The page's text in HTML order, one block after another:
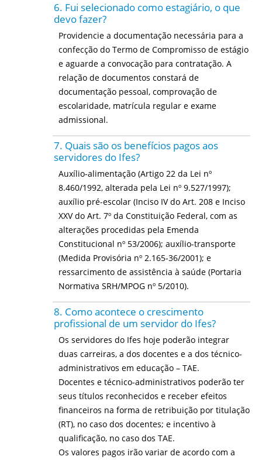
6. Fui selecionado como estagiário, o que
devo fazer?
Providencie a documentação necessária para a
confecção do Termo de Compromisso de estágio
e aguarde a convocação para contratação. A
relação de documentos constará de
documentação pessoal, comprovação de
escolaridade, matrícula regular e exame
admissional.
7. Quais são os benefícios pagos aos
servidores do Ifes?
Auxílio-alimentação (Artigo 22 da Lei nº
8.460/1992, alterada pela Lei nº 9.527/1997);
auxílio pré-escolar (Inciso IV do Art. 208 e Inciso
XXV do Art. 7º da Constituição Federal, com as
alterações procedidas pela Emenda
Constitucional nº 53/2006); auxílio-transporte
(Medida Provisória nº 2.165-36/2001); e
ressarcimento de assistência à saúde (Portaria
Normativa SRH/MPOG nº 5/2010).
8. Como acontece o crescimento
profissional de um servidor do Ifes?
Os servidores do Ifes hoje poderão integrar
duas carreiras, a dos docentes e a dos técnico-
administrativos em educação – TAE.
Docentes e técnico-administrativos poderão ter
seus títulos reconhecidos e receber efeitos
financeiros na forma de retribuição por titulação
(RT), no caso dos docentes; e incentivo à
qualificação, no caso dos TAE.
Os valores pagos irão variar de acordo com a